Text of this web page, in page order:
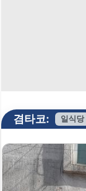
겸타코: 일식당